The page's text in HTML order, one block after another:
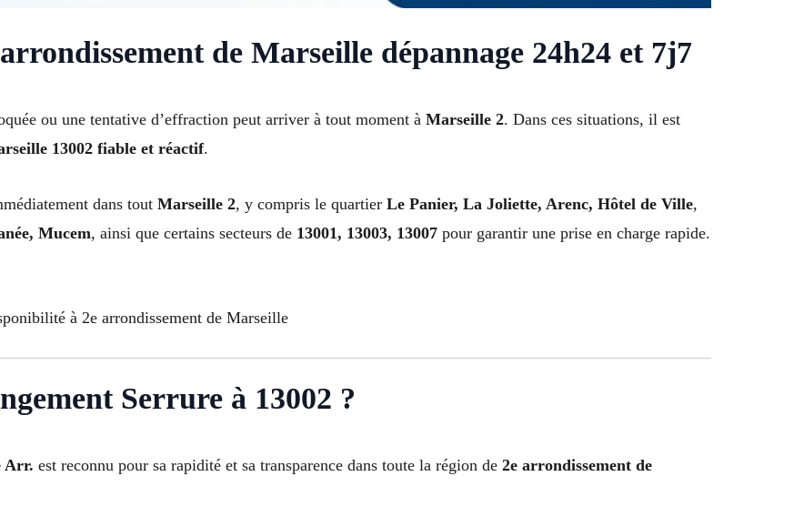
de Marseille dépannage 24h24 et 7j7
ou une tentative d’effraction peut arriver à tout moment à Marseille 2. Dans ces situations, il est
13002 fiable et réactif.
dans tout Marseille 2, y compris le quartier Le Panier, La Joliette, Arenc, Hôtel de Ville,
Mucem, ainsi que certains secteurs de 13001, 13003, 13007 pour garantir une prise en charge rapide.
à 2e arrondissement de Marseille
Serrure à 13002 ?
Arr. est reconnu pour sa rapidité et sa transparence dans toute la région de 2e arrondissement de